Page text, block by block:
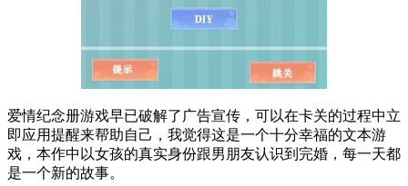
爱情纪念册游戏早已破解了广告宣传，可以在卡关的过程中立
即应用提醒来帮助自己，我觉得这是一个十分幸福的文本游
戏，本作中以女孩的真实身份跟男朋友认识到完婚，每一天都
是一个新的故事。